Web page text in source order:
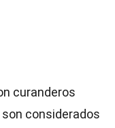
curanderos
considerados